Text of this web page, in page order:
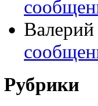
Валерий
Рубрики